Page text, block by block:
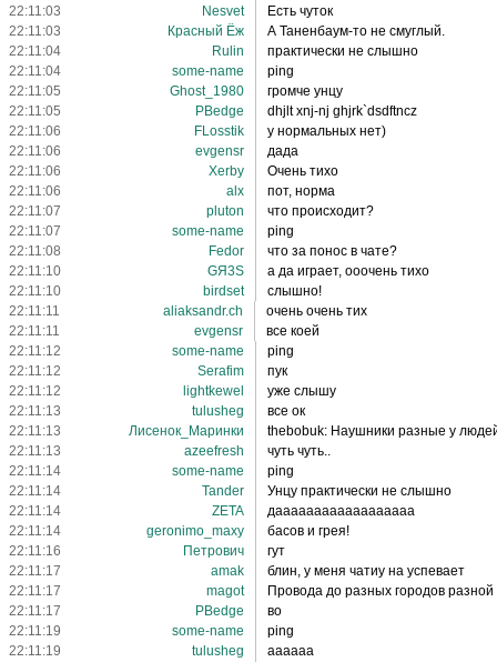
22:11:03
Nesvet
Есть чуток
22:11:03
Красный Ёж
А Таненбаум-то не смуглый.
22:11:04
Rulin
практически не слышно
22:11:04
some-name
ping
22:11:05
Ghost_1980
громче унцу
22:11:05
PBedge
dhjlt xnj-nj ghjrk`dsdftncz
22:11:06
FLosstik
у нормальных нет)
22:11:06
evgensr
дада
22:11:06
Xerby
Очень тихо
22:11:06
alx
пот, норма
22:11:07
pluton
что происходит?
22:11:07
some-name
ping
22:11:08
Fedor
что за понос в чате?
22:11:10
GЯ3S
а да играет, ооочень тихо
22:11:10
birdset
слышно!
22:11:11
aliaksandr.ch
очень очень тих
22:11:11
evgensr
все коей
22:11:12
some-name
ping
22:11:12
Serafim
пук
22:11:12
lightkewel
уже слышу
22:11:13
tulusheg
все ок
22:11:13
Лисенок_Маринки
thebobuk: Наушники разные у
22:11:13
azeefresh
чуть чуть..
22:11:14
some-name
ping
22:11:14
Tander
Унцу практически не слышно
22:11:14
ZETA
даааааааааааааааааа
22:11:14
geronimo_maxy
басов и грея!
22:11:16
Петрович
гут
22:11:17
amak
блин, у меня чатиу на успевает
22:11:17
magot
Провода до разных городов
22:11:17
PBedge
во
22:11:19
some-name
ping
22:11:19
tulusheg
аааааа